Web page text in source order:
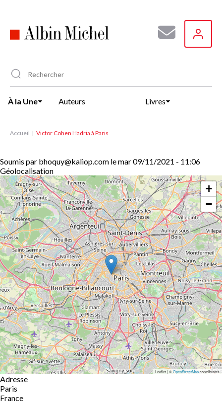
principal
À la Une Auteurs Livres
Accueil Victor Cohen Hadria à Paris
Soumis par bhoquy@kaliop.com lemar 09/11/2021 - 11:06
Géolocalisation
+
−
Leaflet | ©OpenStreetMapcontributors
Adresse
Paris
France